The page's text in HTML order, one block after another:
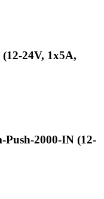
24V, 1x5A,
2000-IN (12-